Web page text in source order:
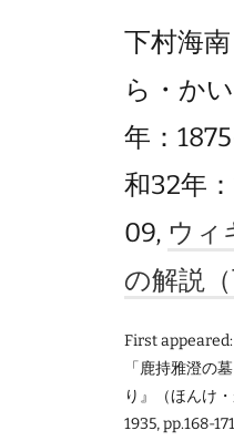
下村海南
ら・か
年：
和32年
09, ウィ
の解説（
First appeared:
「鹿持雅澄の
り』（ほんけ
1935, pp.168-